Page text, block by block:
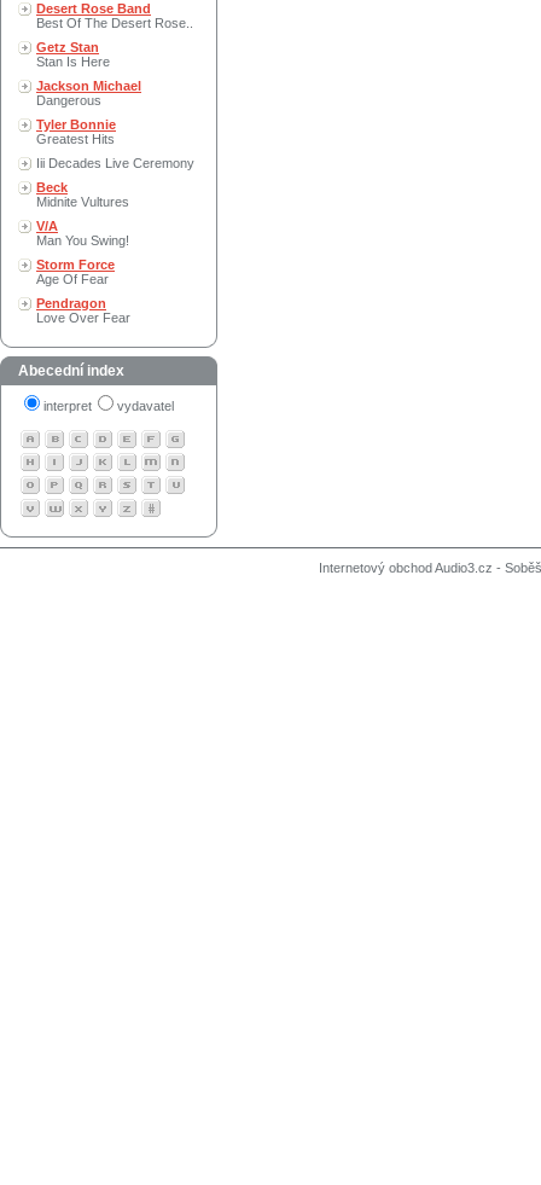
Desert Rose Band
Best Of The Desert Rose..
Getz Stan
Stan Is Here
Jackson Michael
Dangerous
Tyler Bonnie
Greatest Hits
Iii Decades Live Ceremony
Beck
Midnite Vultures
V/A
Man You Swing!
Storm Force
Age Of Fear
Pendragon
Love Over Fear
Abecední index
interpret vydavatel
Internetový obchod Audio3.cz -